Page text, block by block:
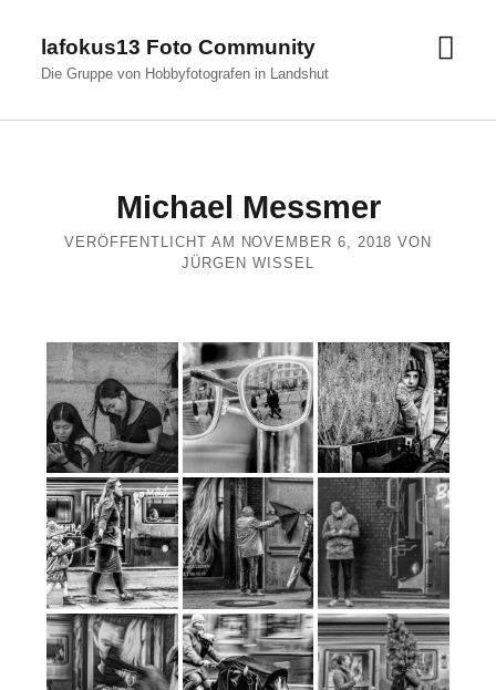
lafokus13 Foto Community
Die Gruppe von Hobbyfotografen in Landshut
Michael Messmer
VERÖFFENTLICHT AM NOVEMBER 6, 2018 VON
JÜRGEN WISSEL